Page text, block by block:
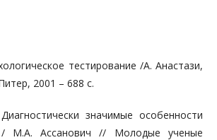
тестирование /А. Анастази,
2001 – 688 с.
значимые особенности
М.А. Ассанович // Молодые ученые